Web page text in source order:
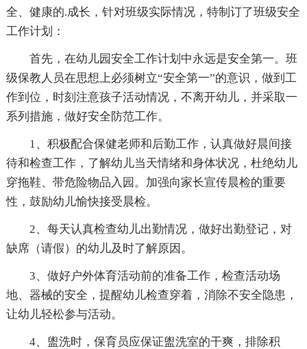
全、健康的.成长，针对班级实际情况，特制订了班级安全
工作计划：
首先，在幼儿园安全工作计划中永远是安全第一。班
级保教人员在思想上必须树立“安全第一”的意识，做到工
作到位，时刻注意孩子活动情况，不离开幼儿，并采取一
系列措施，做好安全防范工作。
1、积极配合保健老师和后勤工作，认真做好晨间接
待和检查工作，了解幼儿当天情绪和身体状况，杜绝幼儿
穿拖鞋、带危险物品入园。加强向家长宣传晨检的重要
性，鼓励幼儿愉快接受晨检。
2、每天认真检查幼儿出勤情况，做好出勤登记，对
缺席（请假）的幼儿及时了解原因。
3、做好户外体育活动前的准备工作，检查活动场
地、器械的安全，提醒幼儿检查穿着，消除不安全隐患，
让幼儿轻松参与活动。
4、盥洗时，保育员应保证盥洗室的干爽，排除积